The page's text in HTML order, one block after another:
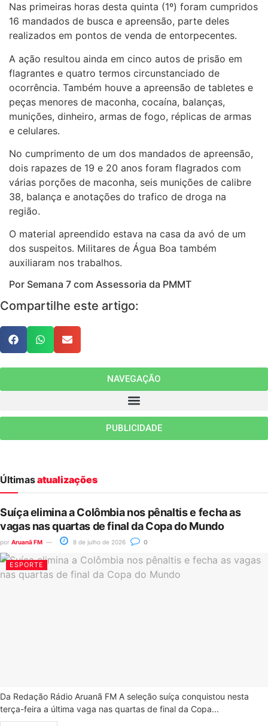
Nas primeiras horas desta quinta (1º) foram cumpridos
16 mandados de busca e apreensão, parte deles
realizados em pontos de venda de entorpecentes.
A ação resultou ainda em cinco autos de prisão em
flagrantes e quatro termos circunstanciado de
ocorrência. Também houve a apreensão de tabletes e
peças menores de maconha, cocaína, balanças,
munições, dinheiro, armas de fogo, réplicas de armas
e celulares.
No cumprimento de um dos mandados de apreensão,
dois rapazes de 19 e 20 anos foram flagrados com
várias porções de maconha, seis munições de calibre
38, balança e anotações do trafico de droga na
região.
O material apreendido estava na casa da avó de um
dos suspeitos. Militares de Água Boa também
auxiliaram nos trabalhos.
Por Semana 7 com Assessoria da PMMT
Compartilhe este artigo:
NAVEGAÇÃO
PUBLICIDADE
Últimasatualizações
Suíça elimina a Colômbia nos pênaltis e fecha as
vagas nas quartas de final da Copa do Mundo
por Aruanã FM 8 de julho de 2026 0
ESPORTE
Da Redação Rádio Aruanã FM A seleção suíça conquistou nesta
terça-feira a última vaga nas quartas de final da Copa...